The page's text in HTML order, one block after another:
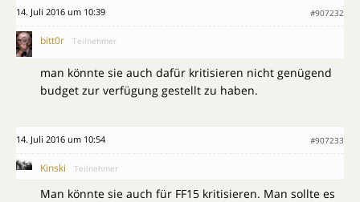
14. Juli 2016 um 10:39 #907232
bitt0r Teilnehmer
man könnte sie auch dafür kritisieren nicht genügend
budget zur verfügung gestellt zu haben.
14. Juli 2016 um 10:54 #907233
Kinski Teilnehmer
Man könnte sie auch für FF15 kritisieren. Man sollte es